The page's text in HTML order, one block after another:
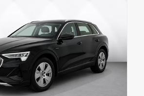
0 gram/km
effekt Motorstørrelse
ell
h